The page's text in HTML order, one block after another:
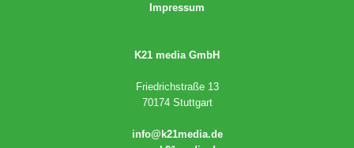
Impressum
K21 media GmbH
Friedrichstraße 13
70174 Stuttgart
info@k21media.de